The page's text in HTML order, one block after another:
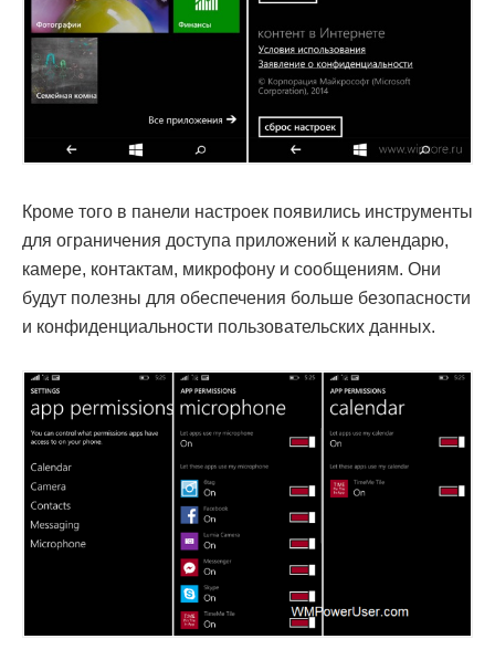
Кроме того в панели настроек появились инструменты
для ограничения доступа приложений к календарю,
камере, контактам, микрофону и сообщениям. Они
будут полезны для обеспечения больше безопасности
и конфиденциальности пользовательских данных.